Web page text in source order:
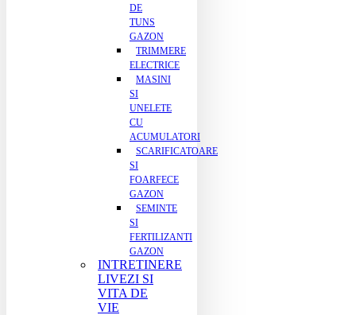
DE
TUNS
GAZON
TRIMMERE
ELECTRICE
MASINI
SI
UNELETE
CU
ACUMULATORI
SCARIFICATOARE
SI
FOARFECE
GAZON
SEMINTE
SI
FERTILIZANTI
GAZON
INTRETINERE
LIVEZI SI
VITA DE
VIE